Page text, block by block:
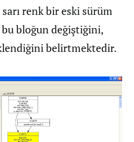
renk bir eski sürüm
bu bloğun değiştiğini,
belirtmektedir.